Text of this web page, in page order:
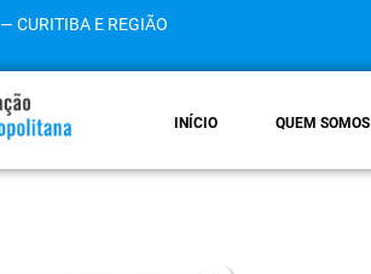
— CURITIBA E REGIÃO
INÍCIO QUEM SOMOS